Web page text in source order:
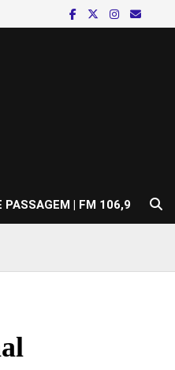
PASSAGEM | FM 106,9